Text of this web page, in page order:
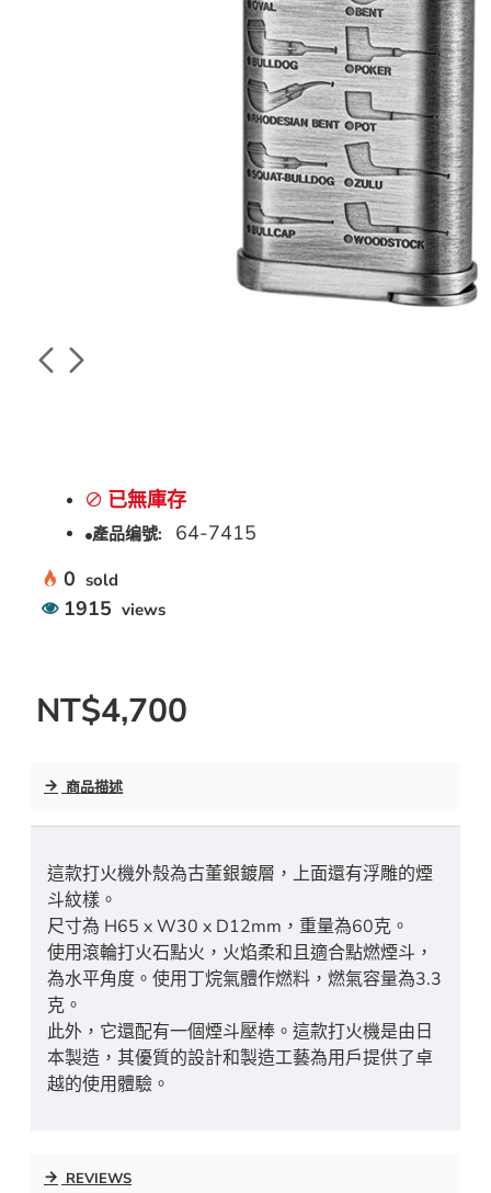
已無庫存
產品编號:
64-7415
0 sold
1915 views
NT$4,700
商品描述
這款打火機外殼為古董銀鍍層，上面還有浮雕的煙
斗紋樣。
尺寸為 H65 x W30 x D12mm，重量為60克。
使用滾輪打火石點火，火焰柔和且適合點燃煙斗，
為水平角度。使用丁烷氣體作燃料，燃氣容量為3.3
克。
此外，它還配有一個煙斗壓棒。這款打火機是由日
本製造，其優質的設計和製造工藝為用戶提供了卓
越的使用體驗。
REVIEWS